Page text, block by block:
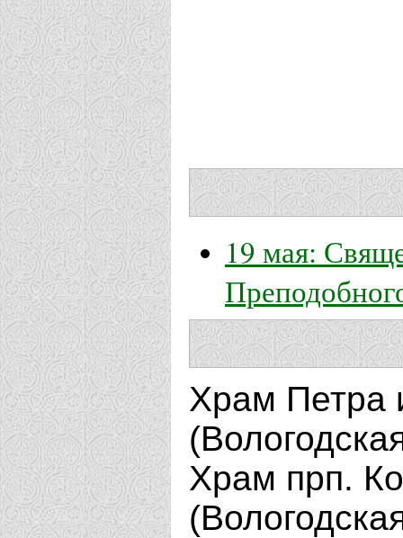
19 мая:
Храм Петра
Храм прп.